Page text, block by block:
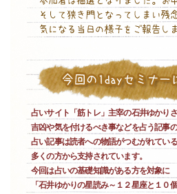
占いサイト「筋トレ」主宰の石井ゆかり
吉凶や気を付けるべき事などを占う記事
占い記事は読者への物語がつむがれてい
多くの方から支持されています。
今回は占いの基礎知識がある方を対象に
「石井ゆかりの星読み～１２星座と１０